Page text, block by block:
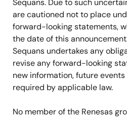
Sequans. Due to such
are cautioned not to place
forward-looking statements,
the date of this
Sequans undertakes any
revise any forward-looking
new information, future
required by applicable law.
No member of the Renesas